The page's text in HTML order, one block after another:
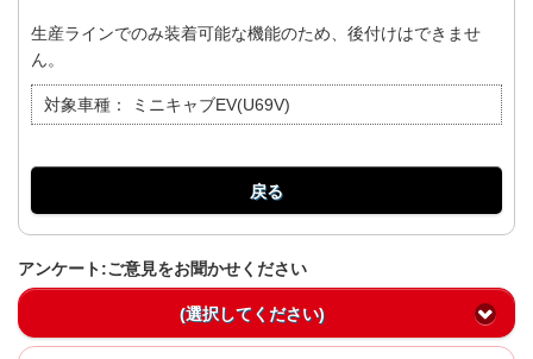
生産ラインでのみ装着可能な機能のため、後付けはできませ
ん。
対象車種： ミニキャブEV(U69V)
戻る
アンケート:ご意見をお聞かせください
(選択してください)